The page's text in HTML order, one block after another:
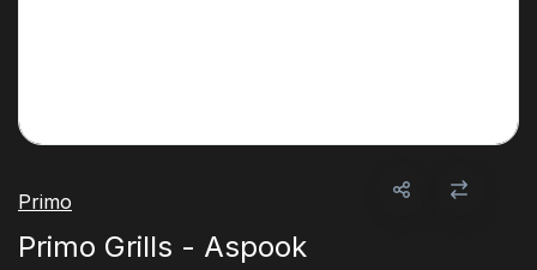
Primo
Primo Grills - Aspook